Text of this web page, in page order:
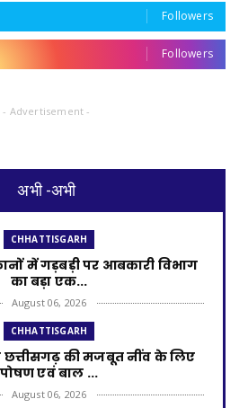
Followers
Followers
- Advertisement -
अभी -अभी
CHHATTISGARH
में गड़बड़ी पर आबकारी विभाग
का बड़ा एक...
August 06, 2026
CHHATTISGARH
छत्तीसगढ़ की मजबूत नींव के लिए
पोषण एवं बाल ...
August 06, 2026